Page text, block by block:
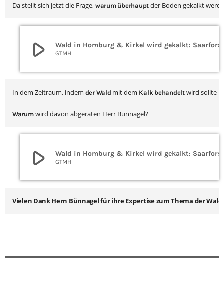
Da stellt sich jetzt die Frage, warum überhaupt der Boden gekalkt
play_arrow GTMH
In dem Zeitraum, indem der Wald mit dem Kalk behandelt wird sollte
Warum wird davon abgeraten Herr Bünnagel?
play_arrow GTMH
Vielen Dank Hern Bünnagel für ihre Expertise zum Thema der